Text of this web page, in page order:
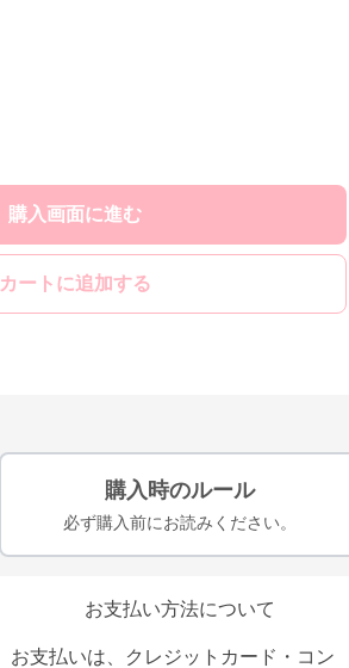
購入画面に進む
カートに追加する
購入時のルール
必ず購入前にお読みください。
お支払い方法について
お支払いは、クレジットカード・コン